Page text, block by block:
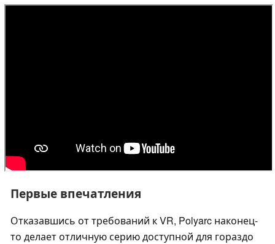
Первые впечатления
Отказавшись от требований к VR, Polyarc наконец-
то делает отличную серию доступной для гораздо